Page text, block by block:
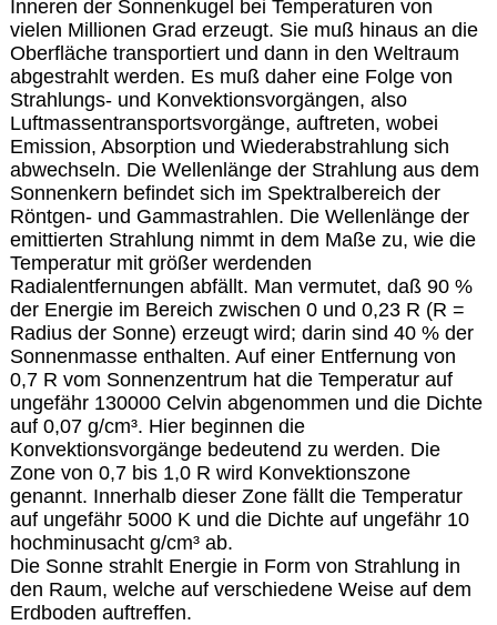
Inneren der Sonnenkugel bei Temperaturen von
vielen Millionen Grad erzeugt. Sie muß hinaus an die
Oberfläche transportiert und dann in den Weltraum
abgestrahlt werden. Es muß daher eine Folge von
Strahlungs- und Konvektionsvorgängen, also
Luftmassentransportsvorgänge, auftreten, wobei
Emission, Absorption und Wiederabstrahlung sich
abwechseln. Die Wellenlänge der Strahlung aus dem
Sonnenkern befindet sich im Spektralbereich der
Röntgen- und Gammastrahlen. Die Wellenlänge der
emittierten Strahlung nimmt in dem Maße zu, wie die
Temperatur mit größer werdenden
Radialentfernungen abfällt. Man vermutet, daß 90 %
der Energie im Bereich zwischen 0 und 0,23 R (R =
Radius der Sonne) erzeugt wird; darin sind 40 % der
Sonnenmasse enthalten. Auf einer Entfernung von
0,7 R vom Sonnenzentrum hat die Temperatur auf
ungefähr 130000 Celvin abgenommen und die Dichte
auf 0,07 g/cm³. Hier beginnen die
Konvektionsvorgänge bedeutend zu werden. Die
Zone von 0,7 bis 1,0 R wird Konvektionszone
genannt. Innerhalb dieser Zone fällt die Temperatur
auf ungefähr 5000 K und die Dichte auf ungefähr 10
hochminusacht g/cm³ ab.
Die Sonne strahlt Energie in Form von Strahlung in
den Raum, welche auf verschiedene Weise auf dem
Erdboden auftreffen.